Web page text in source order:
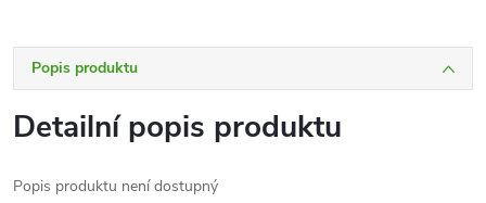
Popis produktu
Detailní popis produktu
Popis produktu není dostupný